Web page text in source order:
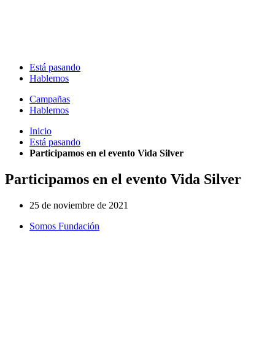
Está pasando
Hablemos
Campañas
Hablemos
Inicio
Está pasando
Participamos en el evento Vida Silver
Participamos en el evento Vida Silver
25 de noviembre de 2021
Somos Fundación